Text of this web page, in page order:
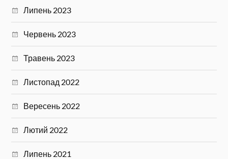
Липень 2023
Червень 2023
Травень 2023
Листопад 2022
Вересень 2022
Лютий 2022
Липень 2021